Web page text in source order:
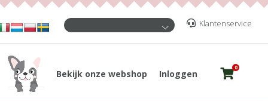
Klantenservice
Bekijk onze webshop Inloggen
0